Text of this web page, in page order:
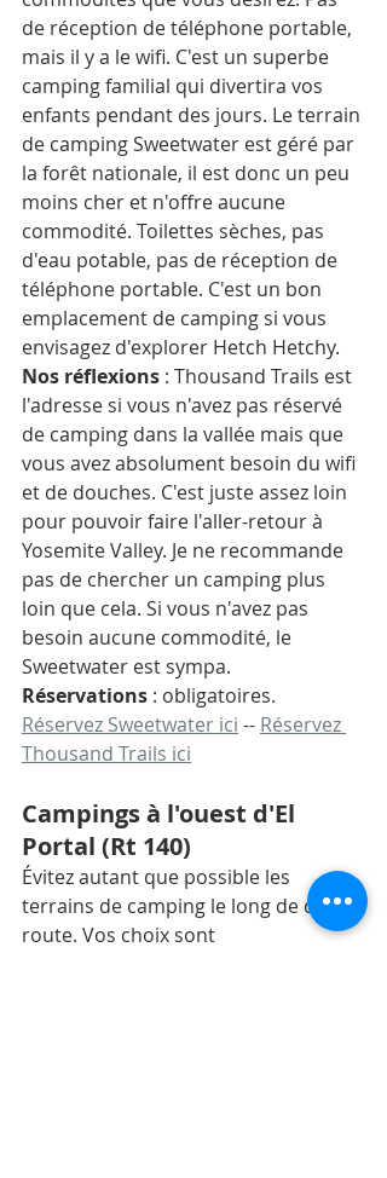
de réception de téléphone portable,
mais il y a le wifi. C'est un superbe
camping familial qui divertira vos
enfants pendant des jours. Le terrain
de camping Sweetwater est géré par
la forêt nationale, il est donc un peu
moins cher et n'offre aucune
commodité. Toilettes sèches, pas
d'eau potable, pas de réception de
téléphone portable. C'est un bon
emplacement de camping si vous
envisagez d'explorer Hetch Hetchy.
Nos réflexions : Thousand Trails est
l'adresse si vous n'avez pas réservé
de camping dans la vallée mais que
vous avez absolument besoin du wifi
et de douches. C'est juste assez loin
pour pouvoir faire l'aller-retour à
Yosemite Valley. Je ne recommande
pas de chercher un camping plus
loin que cela. Si vous n'avez pas
besoin aucune commodité, le
Sweetwater est sympa.
Réservations : obligatoires.
Réservez Sweetwater ici -- Réservez
Thousand Trails ici
Campings à l'ouest d'El
Portal (Rt 140)
Évitez autant que possible les
terrains de camping le long de cette
route. Vos choix sont